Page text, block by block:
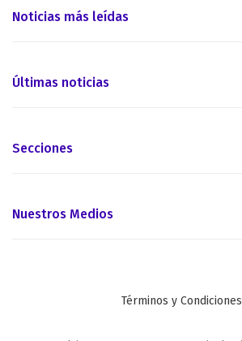
Noticias más leídas
Últimas noticias
Secciones
Nuestros Medios
Términos y Condiciones